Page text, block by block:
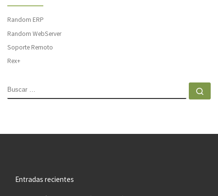
Random ERP
Random WebServer
Soporte Remoto
Rex+
BUSCAR
Entradas recientes